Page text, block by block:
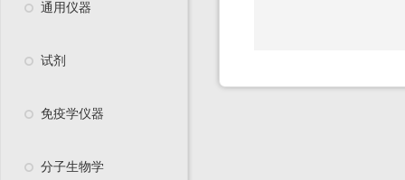
通用仪器
试剂
免疫学仪器
分子生物学